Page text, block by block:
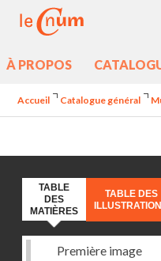
À PROPOS
Accueil Catalogue général
TABLE
DES
MATIÈRES
TABLE DES
Première image